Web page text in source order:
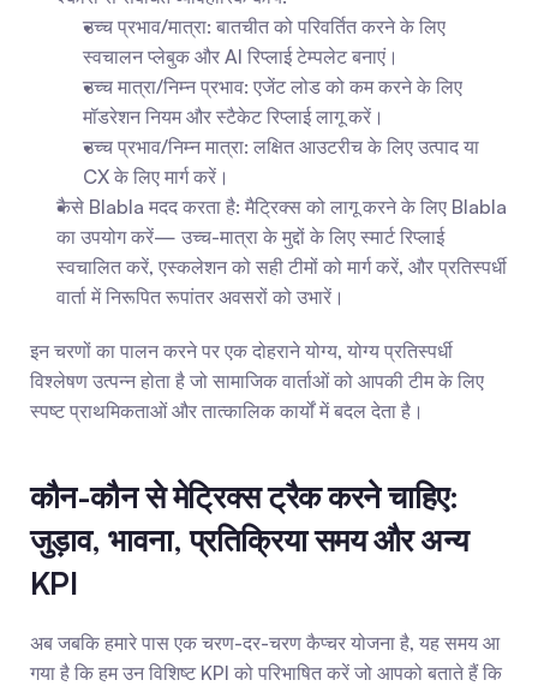
उच्च प्रभाव/मात्रा: बातचीत को परिवर्तित करने के लिए
स्वचालन प्लेबुक और AI रिप्लाई टेम्पलेट बनाएं।
उच्च मात्रा/निम्न प्रभाव: एजेंट लोड को कम करने के लिए
मॉडरेशन नियम और स्टैकेट रिप्लाई लागू करें।
उच्च प्रभाव/निम्न मात्रा: लक्षित आउटरीच के लिए उत्पाद या
CX के लिए मार्ग करें।
कैसे Blabla मदद करता है: मैट्रिक्स को लागू करने के लिए Blabla
का उपयोग करें— उच्च-मात्रा के मुद्दों के लिए स्मार्ट रिप्लाई
स्वचालित करें, एस्कलेशन को सही टीमों को मार्ग करें, और प्रतिस्पर्धी
वार्ता में निरूपित रूपांतर अवसरों को उभारें।
इन चरणों का पालन करने पर एक दोहराने योग्य, योग्य प्रतिस्पर्धी
विश्लेषण उत्पन्न होता है जो सामाजिक वार्ताओं को आपकी टीम के लिए
स्पष्ट प्राथमिकताओं और तात्कालिक कार्यों में बदल देता है।
कौन-कौन से मेट्रिक्स ट्रैक करने चाहिए:
जुड़ाव, भावना, प्रतिक्रिया समय और अन्य
KPI
अब जबकि हमारे पास एक चरण-दर-चरण कैप्चर योजना है, यह समय आ
गया है कि हम उन विशिष्ट KPI को परिभाषित करें जो आपको बताते हैं कि